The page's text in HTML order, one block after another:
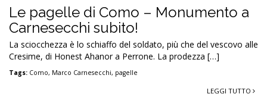
Le pagelle di Como – Monumento a
Carnesecchi subito!
La sciocchezza è lo schiaffo del soldato, più che del vescovo alle
Cresime, di Honest Ahanor a Perrone. La prodezza […]
Tags: Como, Marco Carnesecchi, pagelle
LEGGI TUTTO